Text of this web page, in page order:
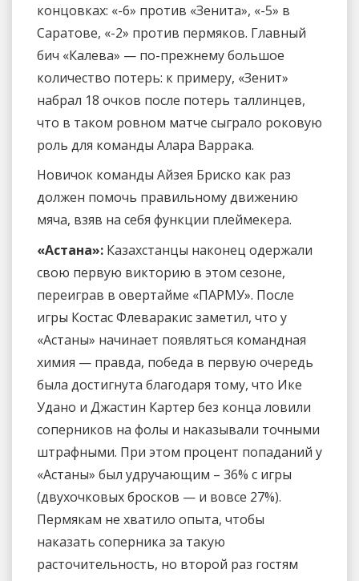
концовках: «-6» против «Зенита», «-5» в
Саратове, «-2» против пермяков. Главный
бич «Калева» — по-прежнему большое
количество потерь: к примеру, «Зенит»
набрал 18 очков после потерь таллинцев,
что в таком ровном матче сыграло роковую
роль для команды Алара Варрака.
Новичок команды Айзея Бриско как раз
должен помочь правильному движению
мяча, взяв на себя функции плеймекера.
«Астана»: Казахстанцы наконец одержали
свою первую викторию в этом сезоне,
переиграв в овертайме «ПАРМУ». После
игры Костас Флеваракис заметил, что у
«Астаны» начинает появляться командная
химия — правда, победа в первую очередь
была достигнута благодаря тому, что Ике
Удано и Джастин Картер без конца ловили
соперников на фолы и наказывали точными
штрафными. При этом процент попаданий у
«Астаны» был удручающим – 36% с игры
(двухочковых бросков — и вовсе 27%).
Пермякам не хватило опыта, чтобы
наказать соперника за такую
расточительность, но второй раз гостям